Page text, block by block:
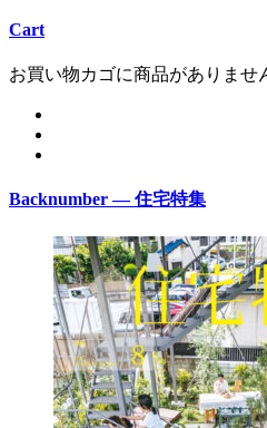
Cart
お買い物カゴに商品がありませ
Backnumber — 住宅特集